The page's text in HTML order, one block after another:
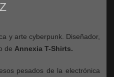
y arte cyberpunk. Diseñador,
de Annexia T-Shirts.
pesados de la electrónica